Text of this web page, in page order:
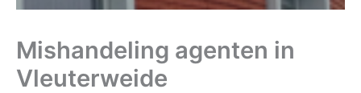
Mishandeling agenten in
Vleuterweide